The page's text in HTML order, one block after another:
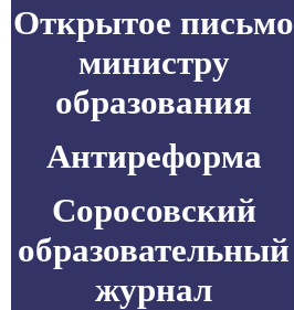
Открытое письмо
министру
образования
Антиреформа
Соросовский
образовательный
журнал